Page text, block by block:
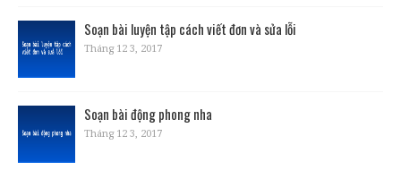
Soạn bài luyện tập cách viết đơn và sửa lỗi
Tháng 12 3, 2017
Soạn bài động phong nha
Tháng 12 3, 2017